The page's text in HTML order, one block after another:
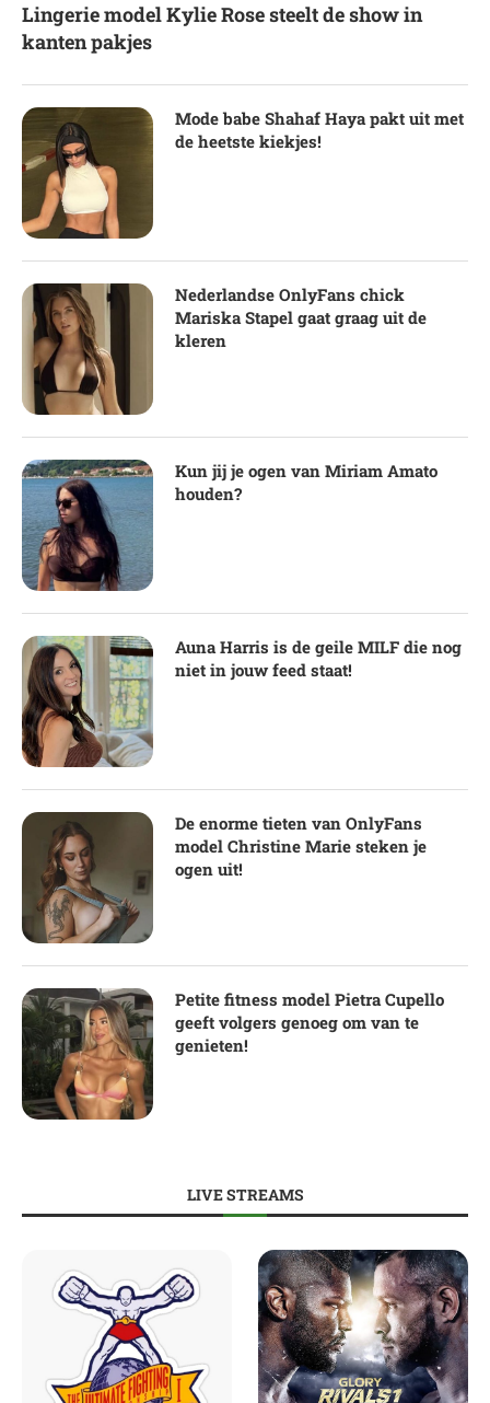
Lingerie model Kylie Rose steelt de show in
kanten pakjes
Mode babe Shahaf Haya pakt uit met
de heetste kiekjes!
Nederlandse OnlyFans chick
Mariska Stapel gaat graag uit de
kleren
Kun jij je ogen van Miriam Amato
houden?
Auna Harris is de geile MILF die nog
niet in jouw feed staat!
De enorme tieten van OnlyFans
model Christine Marie steken je
ogen uit!
Petite fitness model Pietra Cupello
geeft volgers genoeg om van te
genieten!
LIVE STREAMS